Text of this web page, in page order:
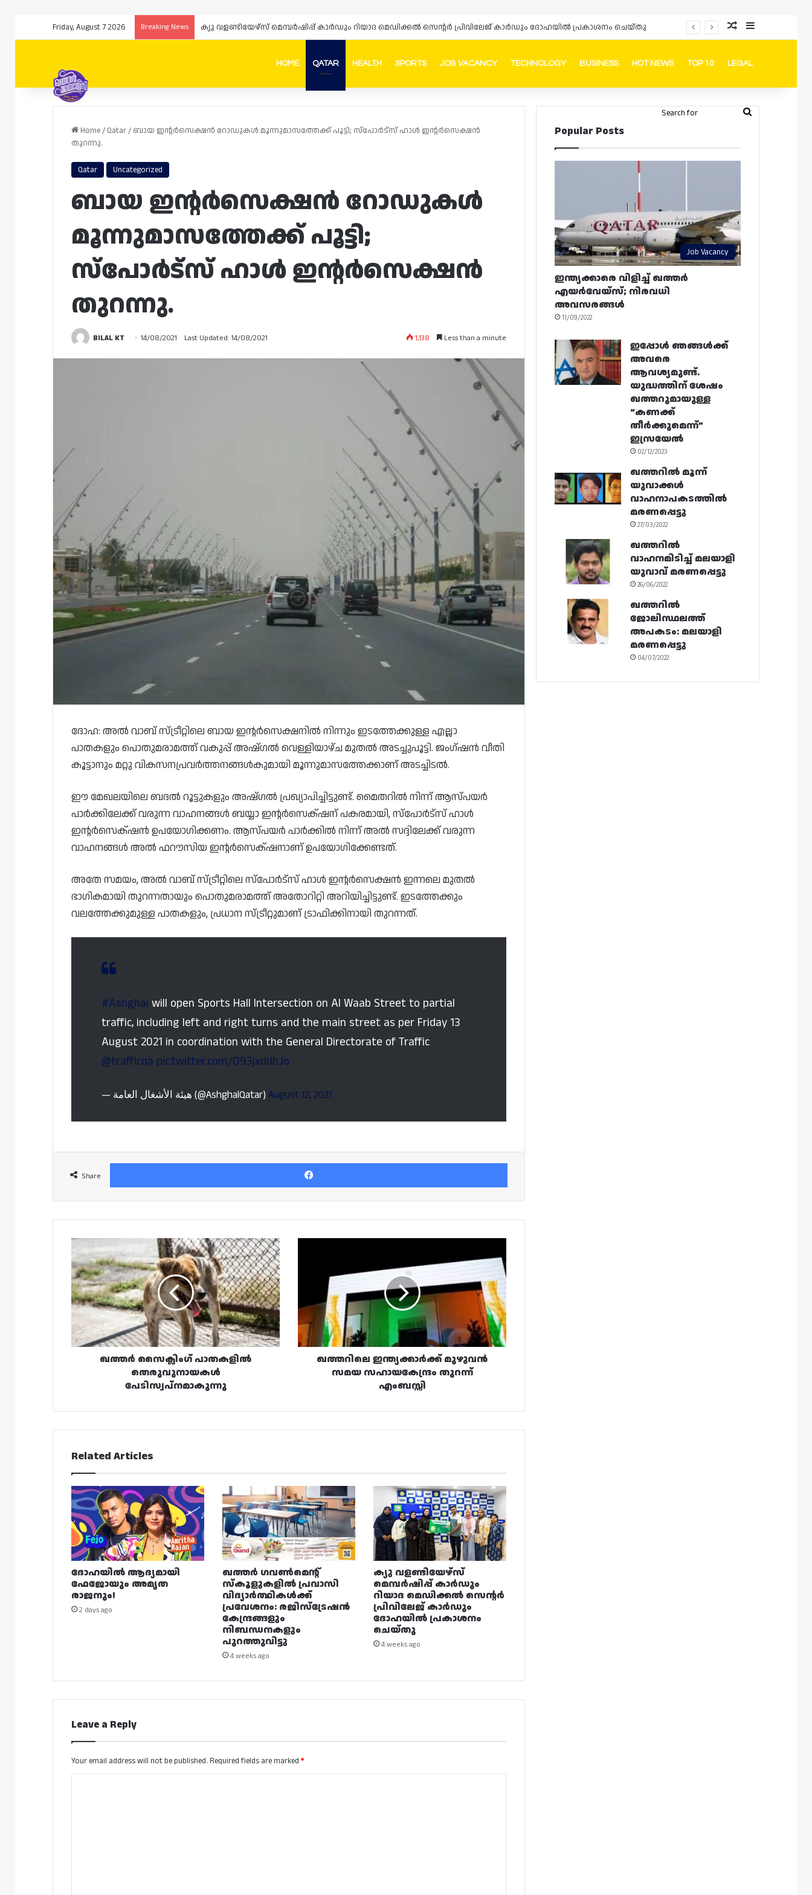
Friday, August 7 2026 Breaking News Random Article
Sidebar
HOME QATAR HEALTH SPORTS JOB VACANCY TECHNOLOGY BUSINESS HOT NEWS TOP 10 LEGAL
FacebookInstagram
Telegram
Whatsapp Random Article
Switch skin
Search
Home/ Qatar/ ബായ ഇന്റർസെക്ഷൻ റോഡുകൾ മൂന്നുമാസത്തേക്ക് പൂട്ടി; സ്പോർട്‌സ് ഹാൾ ഇന്റർസെക്ഷൻ
തുറന്നു.
Qatar Uncategorized
ബായ ഇന്റർസെക്ഷൻ റോഡുകൾ
മൂന്നുമാസത്തേക്ക് പൂട്ടി;
സ്പോർട്‌സ് ഹാൾ ഇന്റർസെക്ഷൻ
തുറന്നു.
BILAL KT 14/08/2021 Last Updated: 14/08/2021 1,138 Less than a minute
ദോഹ: അൽ വാബ് സ്ട്രീറ്റിലെ ബായ ഇന്റർസെക്ഷനിൽ നിന്നും ഇടത്തേക്കുള്ള എല്ലാ
പാതകളും പൊതുമരാമത്ത് വകുപ്പ് അഷ്‌ഗൽ വെള്ളിയാഴ്ച മുതൽ അടച്ചുപൂട്ടി. ജംഗ്ഷൻ വീതി
കൂട്ടാനും മറ്റു വികസനപ്രവർത്തനങ്ങൾകുമായി മൂന്നുമാസത്തേക്കാണ് അടച്ചിടൽ.
ഈ മേഖലയിലെ ബദൽ റൂട്ടുകളും അഷ്‌ഗൽ പ്രഖ്യാപിച്ചിട്ടുണ്ട്. മൈതറിൽ നിന്ന് ആസ്പയർ
പാർക്കിലേക്ക് വരുന്ന വാഹനങ്ങൾ ബയ്യാ ഇന്റർസെക്​ഷന് പകരമായി, സ്‌പോർട്‌സ് ഹാൾ
ഇന്റർസെക്​ഷൻ ഉപയോഗിക്കണം. ആസ്പയർ പാർക്കിൽ നിന്ന് അൽ സദ്ദിലേക്ക് വരുന്ന
വാഹനങ്ങൾ അൽ ഫറൗസിയ ഇന്റർസെക്​ഷനാണ് ഉപയോഗിക്കേണ്ടത്.
അതേ സമയം, അൽ വാബ് സ്ട്രീറ്റിലെ സ്‌പോർട്‌സ് ഹാൾ ഇന്റർസെക്ഷൻ ഇന്നലെ മുതൽ
ഭാഗികമായി തുറന്നതായും പൊതുമരാമത്ത് അതോറിറ്റി അറിയിച്ചിട്ടുണ്ട്. ഇടത്തേക്കും
വലത്തേക്കുമുള്ള പാതകളും, പ്രധാന സ്ട്രീറ്റുമാണ് ട്രാഫിക്കിനായി തുറന്നത്.
#Ashghal will open Sports Hall Intersection on Al Waab Street to partial
traffic, including left and right turns and the main street as per Friday 13
August 2021 in coordination with the General Directorate of Traffic
@trafficqa pic.twitter.com/O93jxddbJo
— هيئة الأشغال العامة (@AshghalQatar) August 12, 2021
Share
Facebook
സൈക്ലിംഗ്
പാതകളിൽ
തെരുവുനായകൾ
പേടിസ്വപ്നമാകുന്നു
ഖത്തർ സൈക്ലിംഗ് പാതകളിൽ
തെരുവുനായകൾ
പേടിസ്വപ്നമാകുന്നു
സഹായകേന്ദ്രം
തുറന്ന്
എംബസ്സി
ഖത്തറിലെ ഇന്ത്യക്കാർക്ക് മുഴുവൻ
സമയ സഹായകേന്ദ്രം തുറന്ന്
എംബസ്സി
Related Articles
ദോഹയിൽ ആദ്യമായി
ഫേജോയും അമൃത
രാജനും!
2 days ago
ഖത്തർ ഗവൺമെന്റ്
സ്കൂളുകളിൽ പ്രവാസി
വിദ്യാർത്ഥികൾക്ക്
പ്രവേശനം: രജിസ്ട്രേഷൻ
കേന്ദ്രങ്ങളും
നിബന്ധനകളും
പുറത്തുവിട്ടു
4 weeks ago
ക്യു വളണ്ടിയേഴ്‌സ്
മെമ്പർഷിപ്പ് കാർഡും
റിയാദ മെഡിക്കൽ സെന്റർ
പ്രിവിലേജ് കാർഡും
ദോഹയിൽ പ്രകാശനം
ചെയ്തു
4 weeks ago
Leave a Reply
Your email address will not be published. Required fields are marked *
Popular Posts
Job Vacancy
ഇന്ത്യക്കാരെ വിളിച്ച് ഖത്തർ
എയർവേയ്‌സ്; നിരവധി
അവസരങ്ങൾ
11/09/2022
ഇപ്പോൾ ഞങ്ങൾക്ക്
അവരെ
ആവശ്യമുണ്ട്.
യുദ്ധത്തിന് ശേഷം
ഖത്തറുമായുള്ള
“കണക്ക്
തീർക്കുമെന്ന്”
ഇസ്രയേൽ
02/12/2023
ഖത്തറിൽ മൂന്ന്
യുവാക്കൾ
വാഹനാപകടത്തിൽ
മരണപ്പെട്ടു
27/03/2022
ഖത്തറിൽ
വാഹനമിടിച്ച് മലയാളി
യുവാവ് മരണപ്പെട്ടു
26/06/2022
ഖത്തറിൽ
ജോലിസ്ഥലത്ത്
അപകടം: മലയാളി
മരണപ്പെട്ടു
04/07/2022